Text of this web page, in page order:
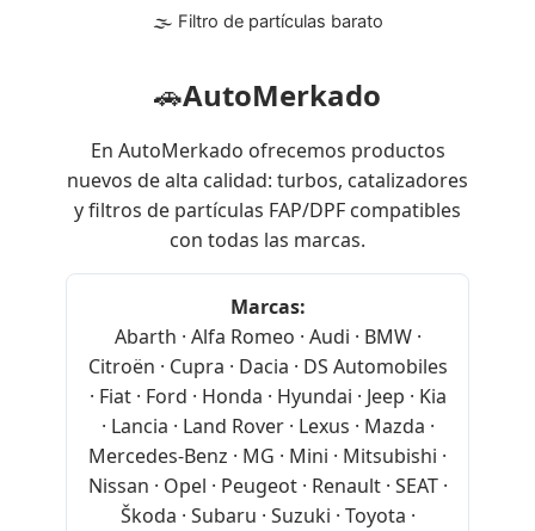
🌫 Filtro de partículas barato
🚗AutoMerkado
En AutoMerkado ofrecemos productos
nuevos de alta calidad: turbos, catalizadores
y filtros de partículas FAP/DPF compatibles
con todas las marcas.
Marcas:
Abarth · Alfa Romeo · Audi · BMW ·
Citroën · Cupra · Dacia · DS Automobiles
· Fiat · Ford · Honda · Hyundai · Jeep · Kia
· Lancia · Land Rover · Lexus · Mazda ·
Mercedes-Benz · MG · Mini · Mitsubishi ·
Nissan · Opel · Peugeot · Renault · SEAT ·
Škoda · Subaru · Suzuki · Toyota ·